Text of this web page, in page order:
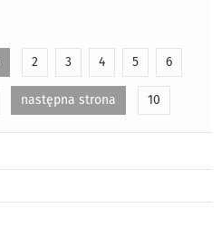
2 3 4 5 6
następna strona 10